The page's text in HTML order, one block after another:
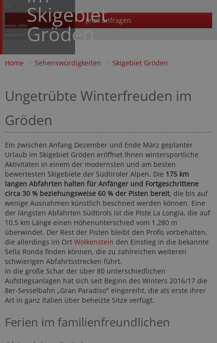
Skigebiet
Gröden
Filz
-
www.idm-
suedtirol.com
Jetzt anfragen
Home / Sehenswürdigkeiten / Skigebiet Gröden
Ungetrübte Winterfreuden im
Gröden
Ein zwischen Anfang Dezember und Ende März geplanter
Urlaub im Skigebiet Gröden eröffnet Ihnen wintersportliche
Aktivitäten in einem der modernsten und am besten
bewertesten Skigebiete der Südtiroler Alpen. Die 175 km
langen Abfahrten halten für Anfänger und Fortgeschrittene
circa 30 % beziehungsweise 60 % der Pisten bereit, die bis auf
wenige Ausnahmen künstlich beschneit werden können. Eine
der längsten Abfahrten Südtirols ist die Piste La Longia, die auf
10,5 km Länge einen Höhenunterschied vom 1.280 m
überwindet. Der Rest der Pisten bleibt den Profis vorbehalten,
die allerdings im Ort Wolkenstein den Einstieg in die bekannte
Sella Ronda finden können, die zu zahlreichen weiteren
schwierigen Abfahrtsstrecken führt.
In die große Schar der über 80 unterschiedlichen
Aufstiegsanlagen hat sich seit Beginn des Winters 2016/17 die
8er-Sesselbahn „Gran Paradiso" eingereiht, die als erste ihrer
Art in ganz Italien über beheizte Sitze verfügt.
Ferien im familienfreundlichen